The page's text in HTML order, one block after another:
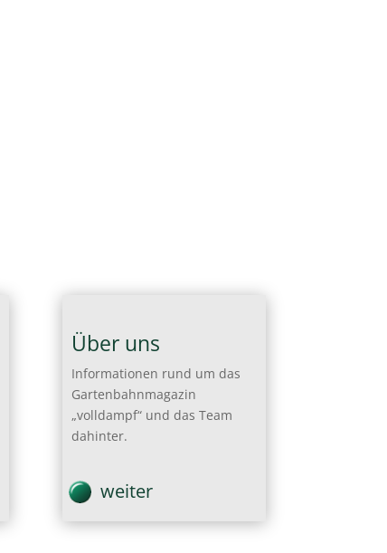
Über uns
Informationen rund um das
Gartenbahnmagazin
„volldampf“ und das Team
dahinter.
weiter